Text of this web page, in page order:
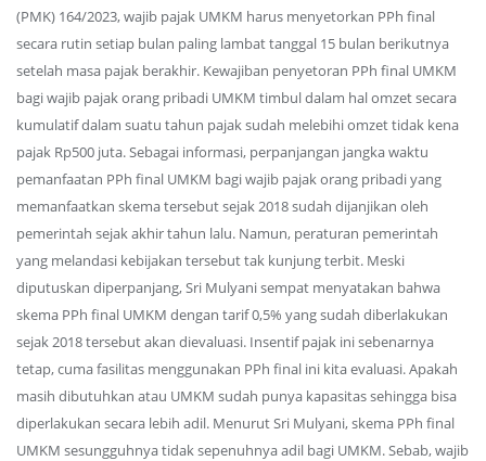
(PMK) 164/2023, wajib pajak UMKM harus menyetorkan PPh final
secara rutin setiap bulan paling lambat tanggal 15 bulan berikutnya
setelah masa pajak berakhir. Kewajiban penyetoran PPh final UMKM
bagi wajib pajak orang pribadi UMKM timbul dalam hal omzet secara
kumulatif dalam suatu tahun pajak sudah melebihi omzet tidak kena
pajak Rp500 juta. Sebagai informasi, perpanjangan jangka waktu
pemanfaatan PPh final UMKM bagi wajib pajak orang pribadi yang
memanfaatkan skema tersebut sejak 2018 sudah dijanjikan oleh
pemerintah sejak akhir tahun lalu. Namun, peraturan pemerintah
yang melandasi kebijakan tersebut tak kunjung terbit. Meski
diputuskan diperpanjang, Sri Mulyani sempat menyatakan bahwa
skema PPh final UMKM dengan tarif 0,5% yang sudah diberlakukan
sejak 2018 tersebut akan dievaluasi. Insentif pajak ini sebenarnya
tetap, cuma fasilitas menggunakan PPh final ini kita evaluasi. Apakah
masih dibutuhkan atau UMKM sudah punya kapasitas sehingga bisa
diperlakukan secara lebih adil. Menurut Sri Mulyani, skema PPh final
UMKM sesungguhnya tidak sepenuhnya adil bagi UMKM. Sebab, wajib